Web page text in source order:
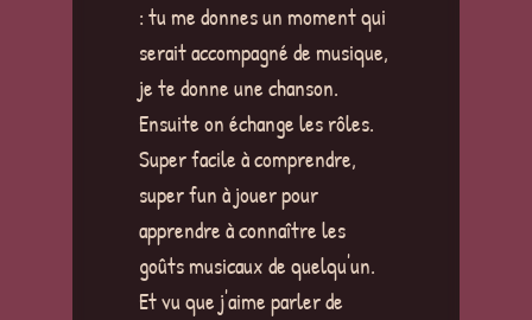
: tu me donnes un moment qui
serait accompagné de musique,
je te donne une chanson.
Ensuite on échange les rôles.
Super facile à comprendre,
super fun à jouer pour
apprendre à connaître les
goûts musicaux de quelqu'un.
Et vu que j'aime parler de